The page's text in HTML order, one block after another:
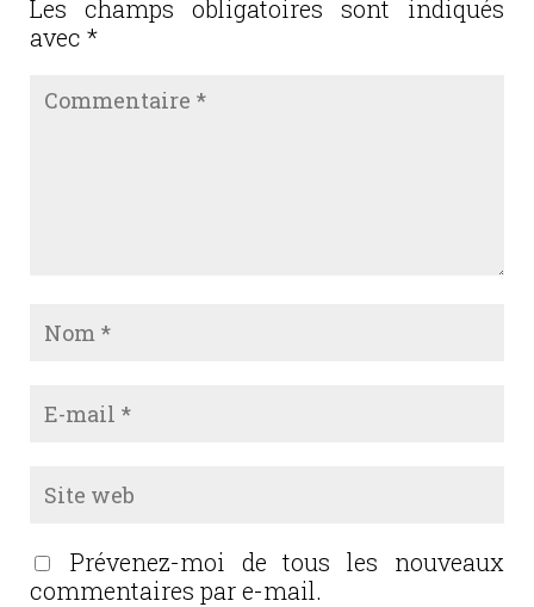
k
Les champs obligatoires sont indiqués
avec *
Prévenez-moi de tous les nouveaux
commentaires par e-mail.